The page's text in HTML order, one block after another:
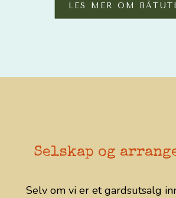
LES MER OM
Selskap og
Selv om vi er et gardsutsalg